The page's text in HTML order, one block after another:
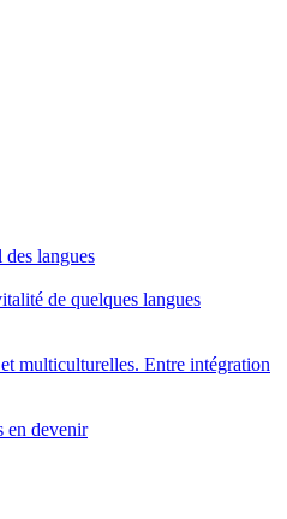
langues
de quelques langues
multiculturelles. Entre intégration
en devenir